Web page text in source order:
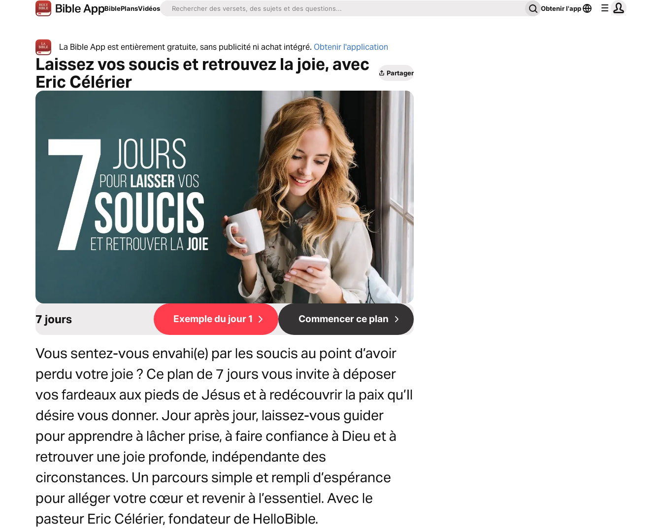
BiblePlansVidéos Obtenir l'app
La Bible App est entièrement gratuite, sans publicité ni achat intégré. Obtenir l'application
Laissez vos soucis et retrouvez la joie, avec
Eric Célérier
Partager
7 jours Exemple du jour 1 Commencer ce plan
Vous sentez-vous envahi(e) par les soucis au point d’avoir
perdu votre joie ? Ce plan de 7 jours vous invite à déposer
vos fardeaux aux pieds de Jésus et à redécouvrir la paix qu’Il
désire vous donner. Jour après jour, laissez-vous guider
pour apprendre à lâcher prise, à faire confiance à Dieu et à
retrouver une joie profonde, indépendante des
circonstances. Un parcours simple et rempli d’espérance
pour alléger votre cœur et revenir à l’essentiel. Avec le
pasteur Eric Célérier, fondateur de HelloBible.